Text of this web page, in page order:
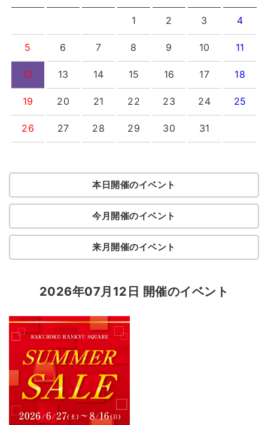
1 2 3 4
5 6 7 8 9 10 11
12 13 14 15 16 17 18
19 20 21 22 23 24 25
26 27 28 29 30 31
本日開催のイベント
今月開催のイベント
来月開催のイベント
2026年07月12日 開催のイベント